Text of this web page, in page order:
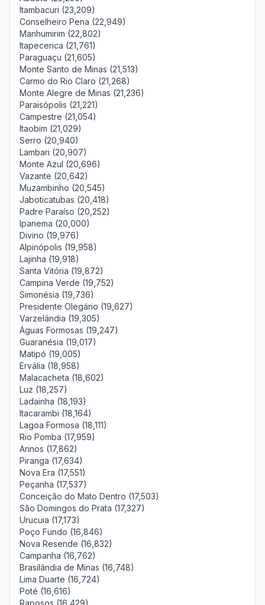
Itambacuri (23,209)
Conselheiro Pena (22,949)
Manhumirim (22,802)
Itapecerica (21,761)
Paraguaçu (21,605)
Monte Santo de Minas (21,513)
Carmo do Rio Claro (21,268)
Monte Alegre de Minas (21,236)
Paraisópolis (21,221)
Campestre (21,054)
Itaobim (21,029)
Serro (20,940)
Lambari (20,907)
Monte Azul (20,696)
Vazante (20,642)
Muzambinho (20,545)
Jaboticatubas (20,418)
Padre Paraíso (20,252)
Ipanema (20,000)
Divino (19,976)
Alpinópolis (19,958)
Lajinha (19,918)
Santa Vitória (19,872)
Campina Verde (19,752)
Simonésia (19,736)
Presidente Olegário (19,627)
Varzelândia (19,305)
Águas Formosas (19,247)
Guaranésia (19,017)
Matipó (19,005)
Ervália (18,958)
Malacacheta (18,602)
Luz (18,257)
Ladainha (18,193)
Itacarambi (18,164)
Lagoa Formosa (18,111)
Rio Pomba (17,959)
Arinos (17,862)
Piranga (17,634)
Nova Era (17,551)
Peçanha (17,537)
Conceição do Mato Dentro (17,503)
São Domingos do Prata (17,327)
Urucuia (17,173)
Poço Fundo (16,846)
Nova Resende (16,832)
Campanha (16,762)
Brasilândia de Minas (16,748)
Lima Duarte (16,724)
Poté (16,616)
Raposos (16,429)